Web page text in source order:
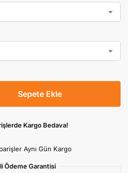
Sepete Ekle
Kargo Bedava!
Aynı Gün Kargo
Ödeme Garantisi